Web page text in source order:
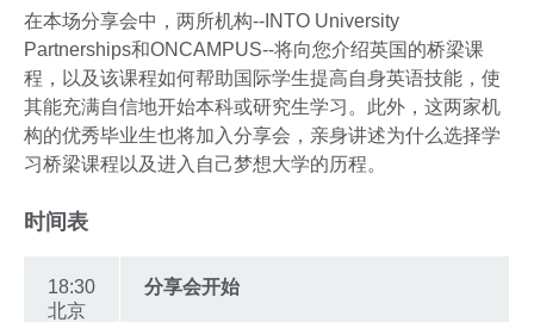
在本场分享会中，两所机构--INTO University
Partnerships和ONCAMPUS--将向您介绍英国的桥梁课
程，以及该课程如何帮助国际学生提高自身英语技能，使
其能充满自信地开始本科或研究生学习。此外，这两家机
构的优秀毕业生也将加入分享会，亲身讲述为什么选择学
习桥梁课程以及进入自己梦想大学的历程。
时间表
18:30
北京
分享会开始